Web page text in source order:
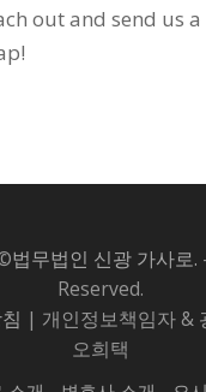
out and send us
법무법인 신광 가사로.
Reserved.
| 개인정보책임자 &
오희택